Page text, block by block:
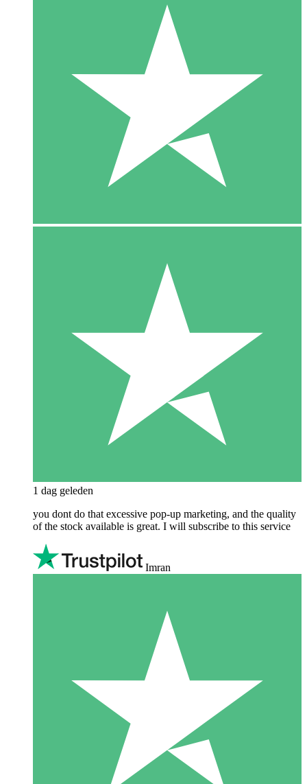
1 dag geleden
you dont do that excessive pop-up marketing, and the quality
of the stock available is great. I will subscribe to this service
Imran